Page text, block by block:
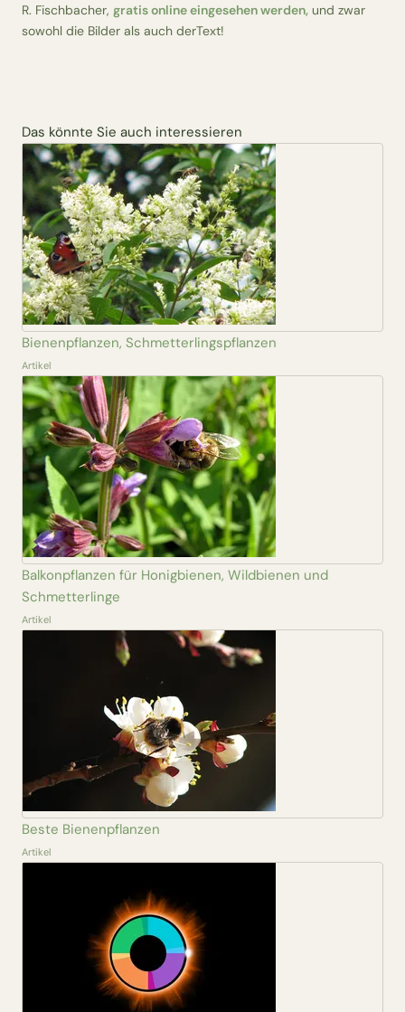
R. Fischbacher, gratis online eingesehen werden, und zwar
sowohl die Bilder als auch derText!
Das könnte Sie auch interessieren
Bienenpflanzen, Schmetterlingspflanzen
Artikel
Balkonpflanzen für Honigbienen, Wildbienen und
Schmetterlinge
Artikel
Beste Bienenpflanzen
Artikel